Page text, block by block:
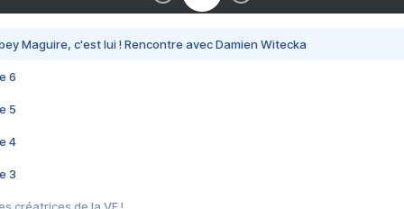
Maguire, c'est lui ! Rencontre avec Damien Witecka
6
5
4
3